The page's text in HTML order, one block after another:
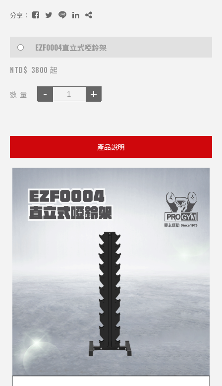
分享：
EZF0004直立式啞鈴架
NTD$ 3800 起
數 量
產品說明